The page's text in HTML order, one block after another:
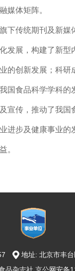
媒体矩阵。
下传统期刊及新媒
发展，构建了新型
的创新发展；科研
国食品科学学科的
宣传，推动了我国
进步及健康事业的
。
地址: 北京市丰
品杂志社 京公网安备